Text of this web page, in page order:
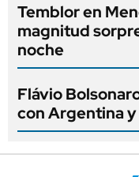
Temblor en
magnitud
noche
Flávio
con Argentina